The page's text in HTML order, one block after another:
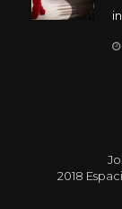
2018